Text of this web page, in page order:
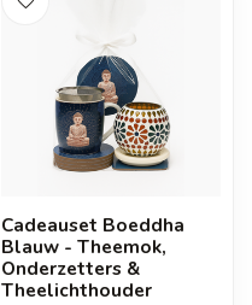
Cadeauset Boeddha
Blauw - Theemok,
Onderzetters &
Theelichthouder